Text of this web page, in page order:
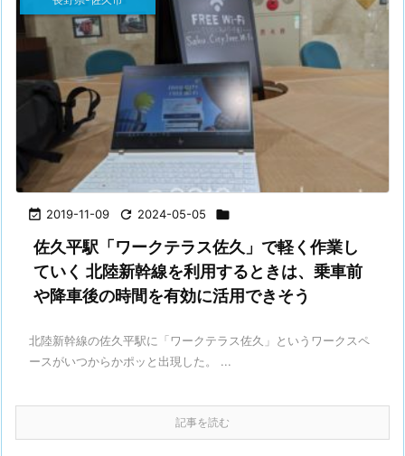
 2019-11-09  2024-05-05 
佐久平駅「ワークテラス佐久」で軽く作業し
ていく 北陸新幹線を利用するときは、乗車前
や降車後の時間を有効に活用できそう
北陸新幹線の佐久平駅に「ワークテラス佐久」というワークスペ
ースがいつからかポッと出現した。 ...
記事を読む